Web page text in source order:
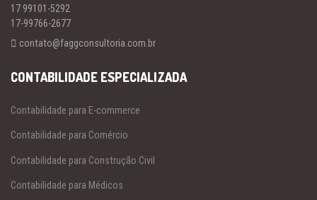
17 99101-5292
17-99766-2677
contato@faggconsultoria.com.br
CONTABILIDADE ESPECIALIZADA
Contabilidade para E-commerce
Contabilidade para Comércio
Contabilidade para Construção Civil
Contabilidade para Médicos